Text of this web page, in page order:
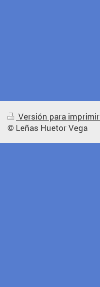
Versión para imprimir
© Leñas Huetor Vega